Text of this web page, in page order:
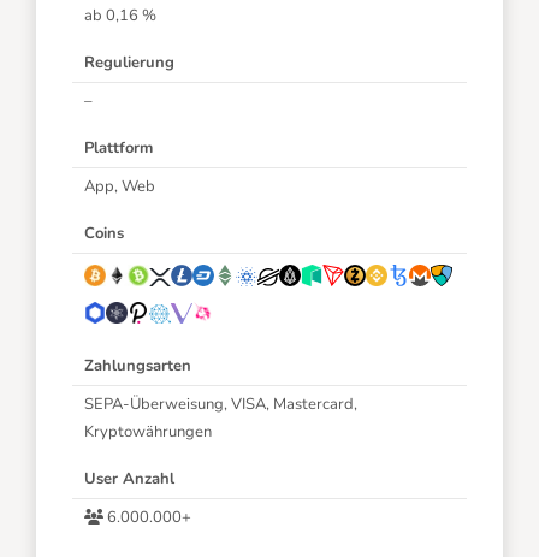
ab 0,16 %
Regulierung
–
Plattform
App, Web
Coins
Zahlungsarten
SEPA-Überweisung, VISA, Mastercard,
Kryptowährungen
User Anzahl
6.000.000+